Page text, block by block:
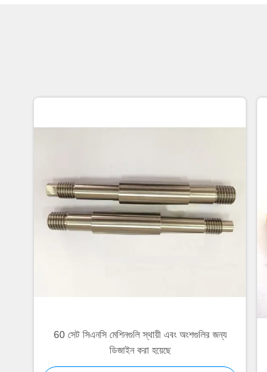
60 সেট সিএনসি মেশিনগুলি স্থায়ী এবং অংশগুলির জন্য
ডিজাইন করা হয়েছে